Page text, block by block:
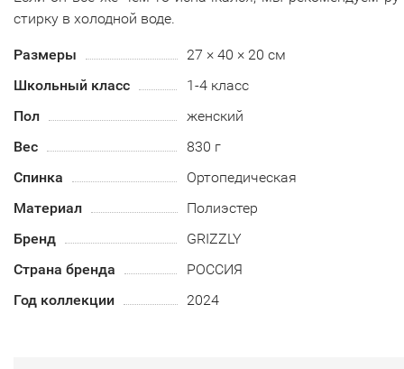
стирку в холодной воде.
Размеры
27 × 40 × 20 см
Школьный класс
1-4 класс
Пол
женский
Вес
830 г
Спинка
Ортопедическая
Материал
Полиэстер
Бренд
GRIZZLY
Страна бренда
РОССИЯ
Год коллекции
2024